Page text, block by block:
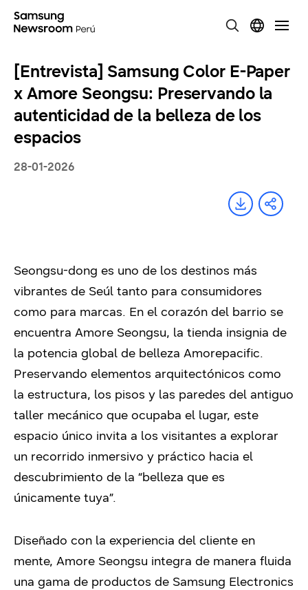
[Entrevista] Samsung Color E-Paper
x Amore Seongsu: Preservando la
autenticidad de la belleza de los
espacios
28-01-2026
Seongsu-dong es uno de los destinos más
vibrantes de Seúl tanto para consumidores
como para marcas. En el corazón del barrio se
encuentra Amore Seongsu, la tienda insignia de
la potencia global de belleza Amorepacific.
Preservando elementos arquitectónicos como
la estructura, los pisos y las paredes del antiguo
taller mecánico que ocupaba el lugar, este
espacio único invita a los visitantes a explorar
un recorrido inmersivo y práctico hacia el
descubrimiento de la “belleza que es
únicamente tuya”.
Diseñado con la experiencia del cliente en
mente, Amore Seongsu integra de manera fluida
una gama de productos de Samsung Electronics